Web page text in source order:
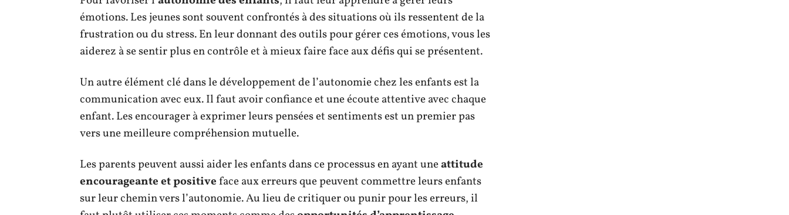
émotions. Les jeunes sont souvent confrontés à des situations où ils ressentent de la
frustration ou du stress. En leur donnant des outils pour gérer ces émotions, vous les
aiderez à se sentir plus en contrôle et à mieux faire face aux défis qui se présentent.
Un autre élément clé dans le développement de l’autonomie chez les enfants est la
communication avec eux. Il faut avoir confiance et une écoute attentive avec chaque
enfant. Les encourager à exprimer leurs pensées et sentiments est un premier pas
vers une meilleure compréhension mutuelle.
Les parents peuvent aussi aider les enfants dans ce processus en ayant uneattitude
encourageante et positiveface aux erreurs que peuvent commettre leurs enfants
sur leur chemin vers l’autonomie. Au lieu de critiquer ou punir pour les erreurs, il